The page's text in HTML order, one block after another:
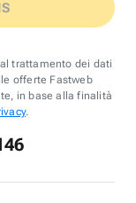
trattamento dei dati
offerte Fastweb
in base alla finalità
.